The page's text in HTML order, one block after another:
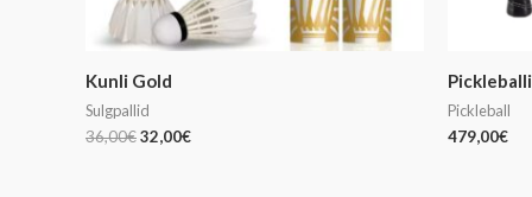
Kunli Gold
Sulgpallid
36,00€32,00€
Pickleball
479,00€